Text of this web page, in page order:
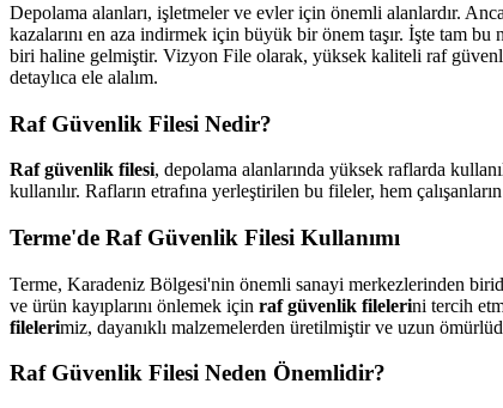
Depolama alanları, işletmeler ve evler için önemli alanlardır.
kazalarını en aza indirmek için büyük bir önem taşır. İşte tam bu
biri haline gelmiştir. Vizyon File olarak, yüksek kaliteli raf
detaylıca ele alalım.
Raf Güvenlik Filesi Nedir?
Raf güvenlik filesi, depolama alanlarında yüksek raflarda
kullanılır. Rafların etrafına yerleştirilen bu fileler, hem
Terme'de Raf Güvenlik Filesi Kullanımı
Terme, Karadeniz Bölgesi'nin önemli sanayi merkezlerinden
ve ürün kayıplarını önlemek için raf güvenlik filelerini tercih
filelerimiz, dayanıklı malzemelerden üretilmiştir ve uzun
Raf Güvenlik Filesi Neden Önemlidir?